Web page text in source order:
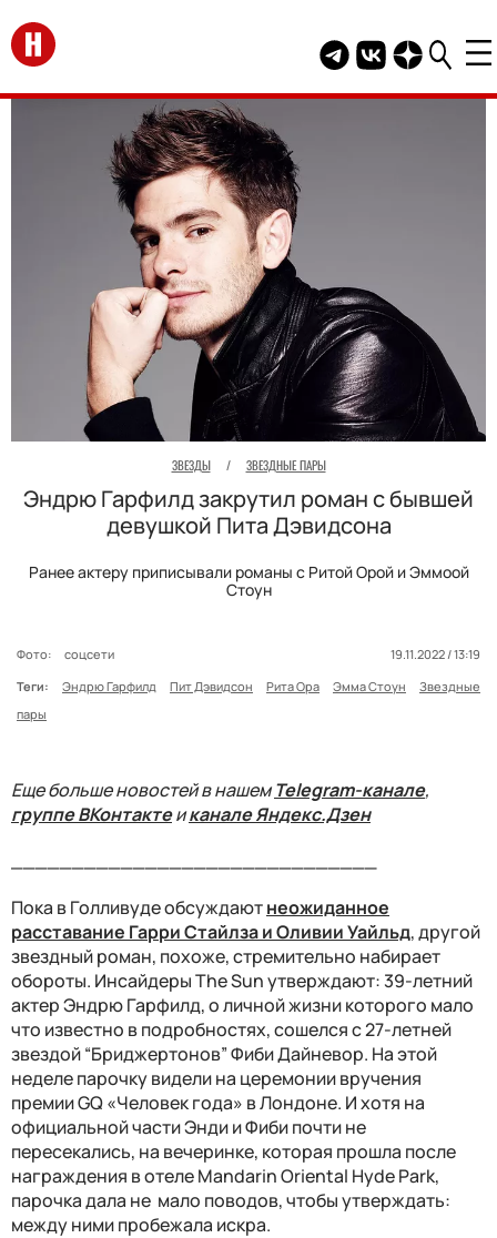
Перейти на главную
Telegram канал
Группа HELLO
Канал
ЗВЕЗДЫ / ЗВЕЗДНЫЕ ПАРЫ
Эндрю Гарфилд закрутил роман с бывшей
девушкой Пита Дэвидсона
Ранее актеру приписывали романы с Ритой Орой и Эммоой
Стоун
Фото: соцсети
19.11.2022 / 13:19
Теги:
Эндрю Гарфилд Пит Дэвидсон Рита Ора Эмма Стоун
Звездные
пары
Еще больше новостей в нашемTelegram-канале,
группе ВКонтактеиканале Яндекс.Дзен
Пока в Голливуде обсуждаютнеожиданное
расставание Гарри Стайлза и Оливии Уайльд, другой
звездный роман, похоже, стремительно набирает
обороты. Инсайдеры The Sun утверждают: 39-летний
актер Эндрю Гарфилд, о личной жизни которого мало
что известно в подробностях, сошелся с 27-летней
звездой “Бриджертонов” Фиби Дайневор. На этой
неделе парочку видели на церемонии вручения
премии GQ «Человек года» в Лондоне. И хотя на
официальной части Энди и Фиби почти не
пересекались, на вечеринке, которая прошла после
награждения в отеле Mandarin Oriental Hyde Park,
парочка дала не мало поводов, чтобы утверждать:
между ними пробежала искра.